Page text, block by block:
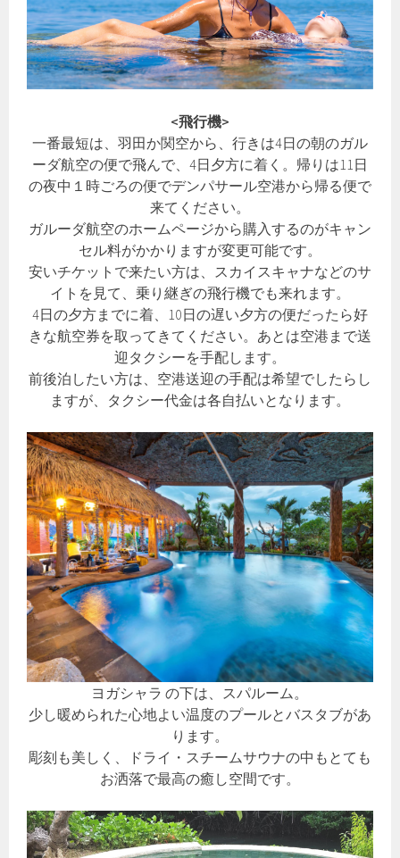
<飛行機>
一番最短は、羽田か関空から、行きは4日の朝のガル
ーダ航空の便で飛んで、4日夕方に着く。帰りは11日
の夜中１時ごろの便でデンパサール空港から帰る便で
来てください。
ガルーダ航空のホームページから購入するのがキャン
セル料がかかりますが変更可能です。
安いチケットで来たい方は、スカイスキャナなどのサ
イトを見て、乗り継ぎの飛行機でも来れます。
4日の夕方までに着、10日の遅い夕方の便だったら好
きな航空券を取ってきてください。あとは空港まで送
迎タクシーを手配します。
前後泊したい方は、空港送迎の手配は希望でしたらし
ますが、タクシー代金は各自払いとなります。
ヨガシャラ の下は、スパルーム。
少し暖められた心地よい温度のプールとバスタブがあ
ります。
彫刻も美しく、ドライ・スチームサウナの中もとても
お洒落で最高の癒し空間です。